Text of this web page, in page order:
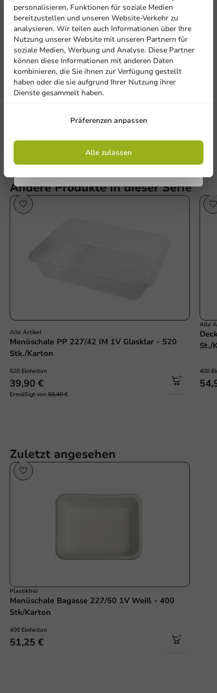
Be the first to write a review
Menüschale Bagasse 227/50 1V Weiß - 400 Stk/Karton
Eine Bewertung schreiben
Andere Produkte in dieser Serie
Alle Artikel
Menüschale PP 227/42 IM 1V Glasklar - 520
Stk./Karton
520 Einheiten
39,90 €
Ermäßigt von50,40 €
Alle
St./
400
Zuletzt angesehen
Plastikfrei
Menüschale Bagasse 227/50 1V Weiß - 400
Stk/Karton
400 Einheiten
51,25 €
personalisieren, Funktionen für soziale Medien
bereitzustellen und unseren Website-Verkehr zu
analysieren. Wir teilen auch Informationen über Ihre
Nutzung unserer Website mit unseren Partnern für
soziale Medien, Werbung und Analyse. Diese Partner
können diese Informationen mit anderen Daten
kombinieren, die Sie ihnen zur Verfügung gestellt
haben oder die sie aufgrund Ihrer Nutzung ihrer
Dienste gesammelt haben.
Präferenzen anpassen
Alle zulassen
5% Rabatt
Abonnieren Sie unseren
Newsletter!
denAllgemeinen Geschäftsbedingungen
einverstanden
Datenschutzrichtlinie.